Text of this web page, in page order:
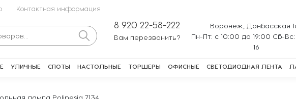
Контактная информация
8 920 22-58-222
Вам перезвонить?
Воронеж, Донбасская
Пн-Пт: с 10:00 до 19:00 Сб-Вс:
16
УЛИЧНЫЕ СПОТЫ НАСТОЛЬНЫЕ ТОРШЕРЫ ОФИСНЫЕ СВЕТОДИОДНАЯ ЛЕНТА
лампа Polinesia 7134